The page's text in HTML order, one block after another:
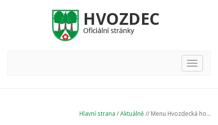
Hlavní
nabídka
Hlavní strana /Aktuálně // Menu Hvozdecká ho...